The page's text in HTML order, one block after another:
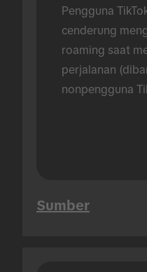
Pengguna
cenderung
roaming saat
perjalanan
nonpengguna
Sumber